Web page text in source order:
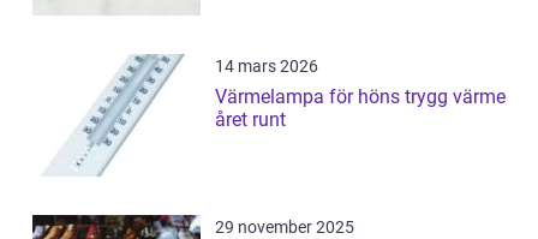
14 mars 2026
Värmelampa för höns trygg värme
året runt
29 november 2025